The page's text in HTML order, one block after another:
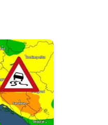
Obavijest za vaše mjesto. . .